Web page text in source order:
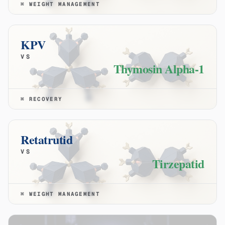
⌘ WEIGHT MANAGEMENT
KPV
VS
Thymosin Alpha-1
⌘ RECOVERY
Retatrutid
VS
Tirzepatid
⌘ WEIGHT MANAGEMENT